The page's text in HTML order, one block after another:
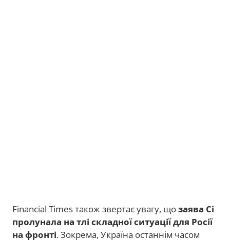
Financial Times також звертає увагу, щозаява Сі
пролунала на тлі складної ситуації для Росії
на фронті. Зокрема, Україна останнім часом